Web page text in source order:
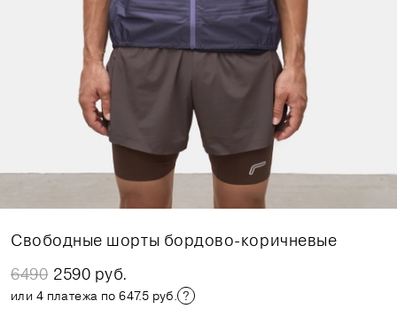
Свободные шорты бордово-коричневые
6490 2590 руб.
или 4 платежа по 647.5 руб.